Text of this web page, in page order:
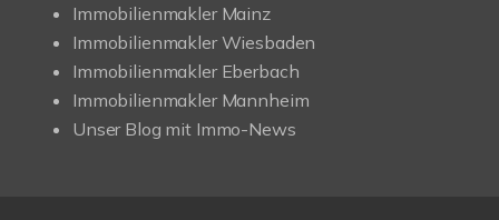
Immobilienmakler Mainz
Immobilienmakler Wiesbaden
Immobilienmakler Eberbach
Immobilienmakler Mannheim
Unser Blog mit Immo-News